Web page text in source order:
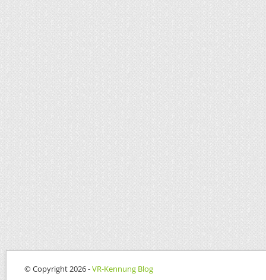
© Copyright 2026 -VR-Kennung Blog